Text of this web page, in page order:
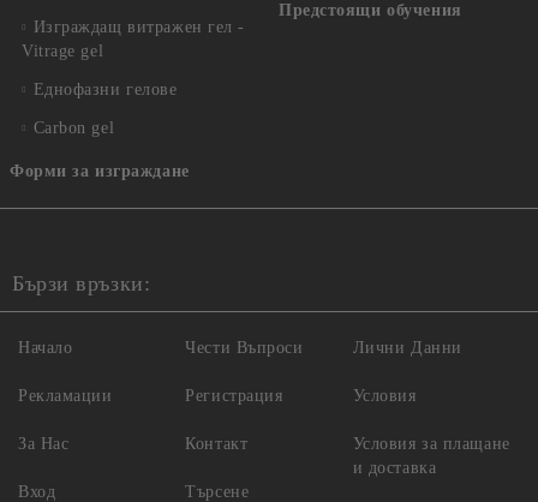
Изграждащ витражен гел -
Vitrage gel
Еднофазни гелове
Carbon gel
Форми за изграждане
Предстоящи обучения
Бързи връзки:
Начало
Рекламации
За Нас
Вход
Чести Въпроси
Регистрация
Контакт
Търсене
Лични Данни
Условия
Условия за плащане
и доставка